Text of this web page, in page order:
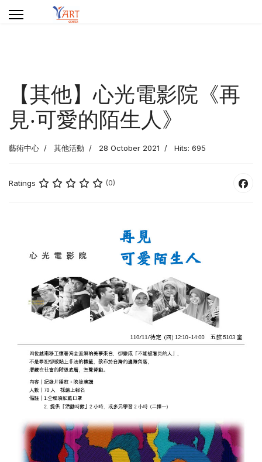
【其他】心光電影院《再
見‧可愛的陌生人》
藝術中心 其他活動 28 October 2021 Hits: 695
Ratings (0)